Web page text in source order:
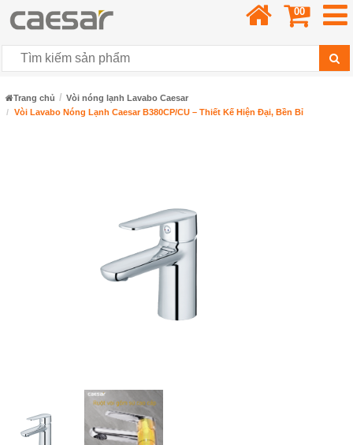
00
Trang chủ
Vòi nóng lạnh Lavabo Caesar
Vòi Lavabo Nóng Lạnh Caesar B380CP/CU – Thiết Kế Hiện Đại, Bền Bỉ